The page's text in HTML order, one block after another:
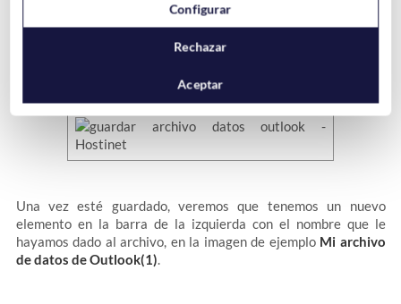
Esto nos abrirá una ventana desde donde podemos seleccionar
dónde queremos guardar el archivos. Por defecto Windows 10
Documentos > Archivos de Outlook
Una vez esté guardado, veremos que tenemos un nuevo
elemento en la barra de la izquierda con el nombre que le
hayamos dado al archivo, en la imagen de ejemplo Mi archivo
de datos de Outlook(1).
Configurar
Rechazar
Aceptar